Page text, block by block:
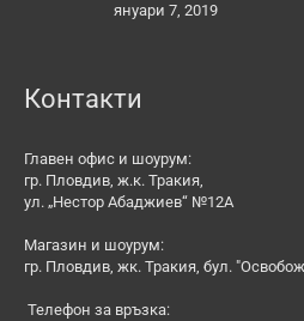
януари 7, 2019
Контакти
Главен офис и шоурум:
гр. Пловдив, ж.к. Тракия,
ул. „Нестор Абаджиев“ №12А
Магазин и шоурум:
гр. Пловдив, жк. Тракия, бул.
Телефон за връзка: